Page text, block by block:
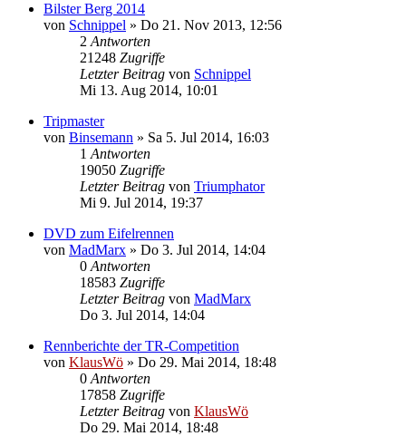
Bilster Berg 2014
von Schnippel » Do 21. Nov 2013, 12:56
2 Antworten
21248 Zugriffe
Letzter Beitrag von Schnippel
Mi 13. Aug 2014, 10:01
Tripmaster
von Binsemann » Sa 5. Jul 2014, 16:03
1 Antworten
19050 Zugriffe
Letzter Beitrag von Triumphator
Mi 9. Jul 2014, 19:37
DVD zum Eifelrennen
von MadMarx » Do 3. Jul 2014, 14:04
0 Antworten
18583 Zugriffe
Letzter Beitrag von MadMarx
Do 3. Jul 2014, 14:04
Rennberichte der TR-Competition
von KlausWö » Do 29. Mai 2014, 18:48
0 Antworten
17858 Zugriffe
Letzter Beitrag von KlausWö
Do 29. Mai 2014, 18:48